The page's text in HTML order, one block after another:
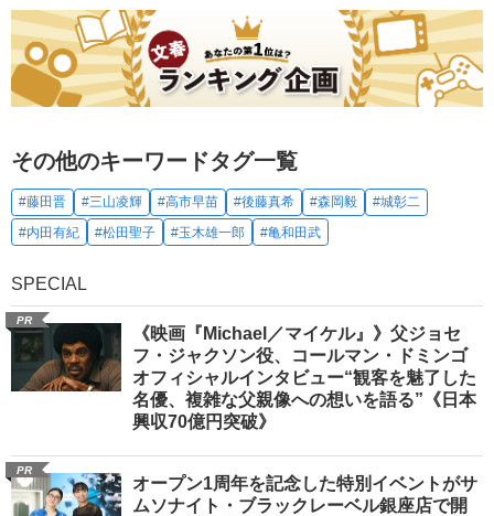
その他のキーワードタグ一覧
#藤田晋 #三山凌輝 #高市早苗 #後藤真希 #森岡毅
#城彰二
#内田有紀
#松田聖子 #玉木雄一郎 #亀和田武
SPECIAL
PR
《映画『Michael／マイケル』》父ジョセ
フ・ジャクソン役、コールマン・ドミンゴ
オフィシャルインタビュー“観客を魅了した
名優、複雑な父親像への想いを語る”《日本
興収70億円突破》
PR
オープン1周年を記念した特別イベントがサ
ムソナイト・ブラックレーベル銀座店で開